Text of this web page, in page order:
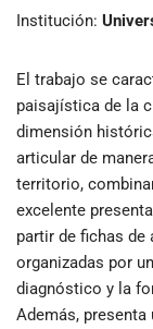
Institución:
El trabajo se
paisajística de la
dimensión
articular de
territorio,
excelente
partir de fichas
organizadas por
diagnóstico y la
Además,